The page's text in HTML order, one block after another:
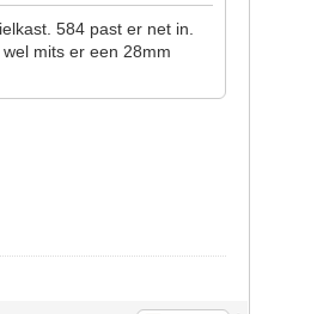
584 past er net in.
mits er een 28mm